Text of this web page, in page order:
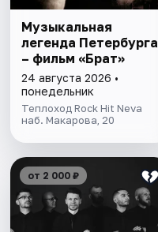
Музыкальная
легенда Петербурга
– фильм «Брат»
24 августа 2026 •
понедельник
Теплоход Rock Hit Neva
наб. Макарова, 20
от 2 000 ₽